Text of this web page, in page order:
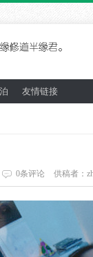
友情链接
0条评论 供稿者：